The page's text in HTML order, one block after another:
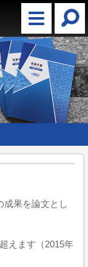
成果を論文とし
えます（2015年